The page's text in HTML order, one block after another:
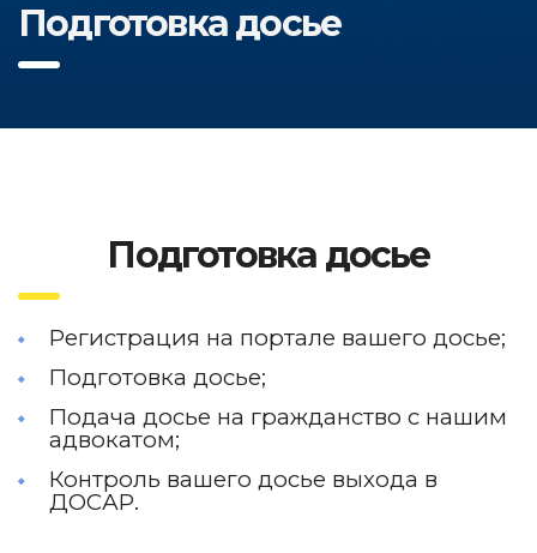
Подготовка досье
Подготовка досье
Регистрация на портале вашего досье;
Подготовка досье;
Подача досье на гражданство с нашим
адвокатом;
Контроль вашего досье выхода в
ДОСАР.